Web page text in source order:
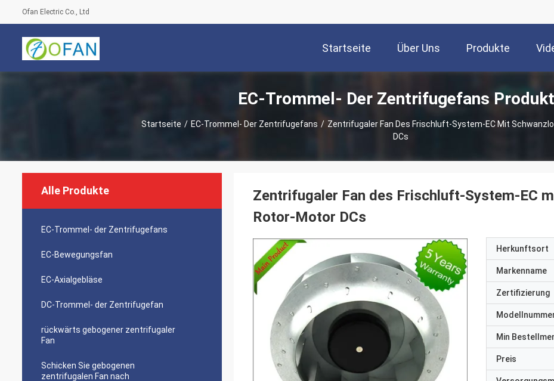
Ofan Electric Co., Ltd
Startseite Über Uns Produkte
EC-Trommel- Der Zentrifugefans
Startseite / EC-Trommel- Der Zentrifugefans / Zentrifugaler Fan Des Frischluft-System-EC Mit
DCs
Alle Produkte
EC-Trommel- der Zentrifugefans
EC-Bewegungsfan
EC-Axialgebläse
DC-Trommel- der Zentrifugefan
rückwärts gebogener zentrifugaler
Fan
Schicken Sie gebogenen
zentrifugalen Fan nach
Zentrifugaler Fan des Frischluft-System-EC
Rotor-Motor DCs
Herkunftsort
Markenname
Zertifizierung
Min
Preis